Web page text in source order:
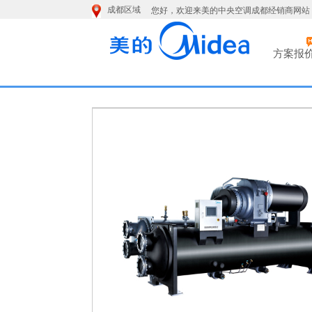
方案报
您好，欢迎来美的中央空调成都经销商网
成都区域